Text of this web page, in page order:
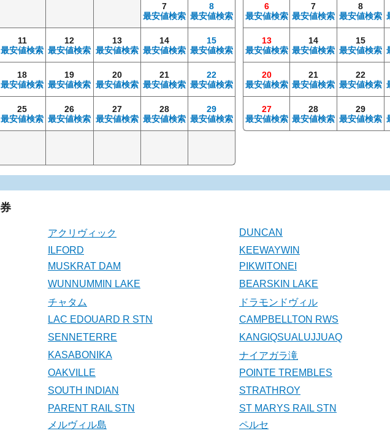
7
最安値検索
8
最安値検索
11
最安値検索
12
最安値検索
13
最安値検索
14
最安値検索
15
最安値検索
18
最安値検索
19
最安値検索
20
最安値検索
21
最安値検索
22
最安値検索
25
最安値検索
26
最安値検索
27
最安値検索
28
最安値検索
29
最安値検索
6
最安値検索
7
最安値検索
8
最安値検索
13
最安値検索
14
最安値検索
15
最安値検索
20
最安値検索
21
最安値検索
22
最安値検索
27
最安値検索
28
最安値検索
29
最安値検索
アクリヴィック DUNCAN
ILFORD KEEWAYWIN
MUSKRAT DAM PIKWITONEI
WUNNUMMIN LAKE BEARSKIN LAKE
チャタム ドラモンドヴィル
LAC EDOUARD R STN CAMPBELLTON RWS
SENNETERRE KANGIQSUALUJJUAQ
KASABONIKA ナイアガラ滝
OAKVILLE POINTE TREMBLES
SOUTH INDIAN STRATHROY
PARENT RAIL STN ST MARYS RAIL STN
メルヴィル島 ペルセ